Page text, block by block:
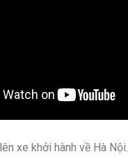
xe khởi hành về Hà Nội.